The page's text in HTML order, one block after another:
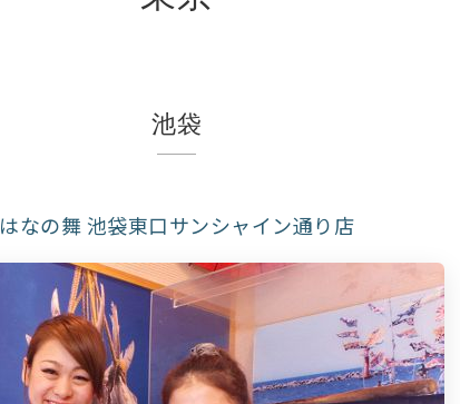
池袋
はなの舞 池袋東口サンシャイン通り店